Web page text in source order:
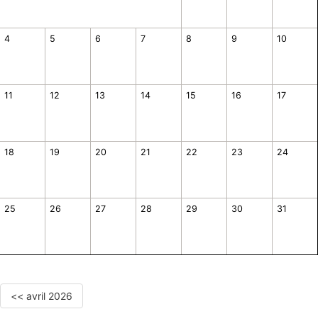
4 5 6 7 8 9 10
11 12 13 14 15 16 17
18 19 20 21 22 23 24
25 26 27 28 29 30 31
<< avril 2026